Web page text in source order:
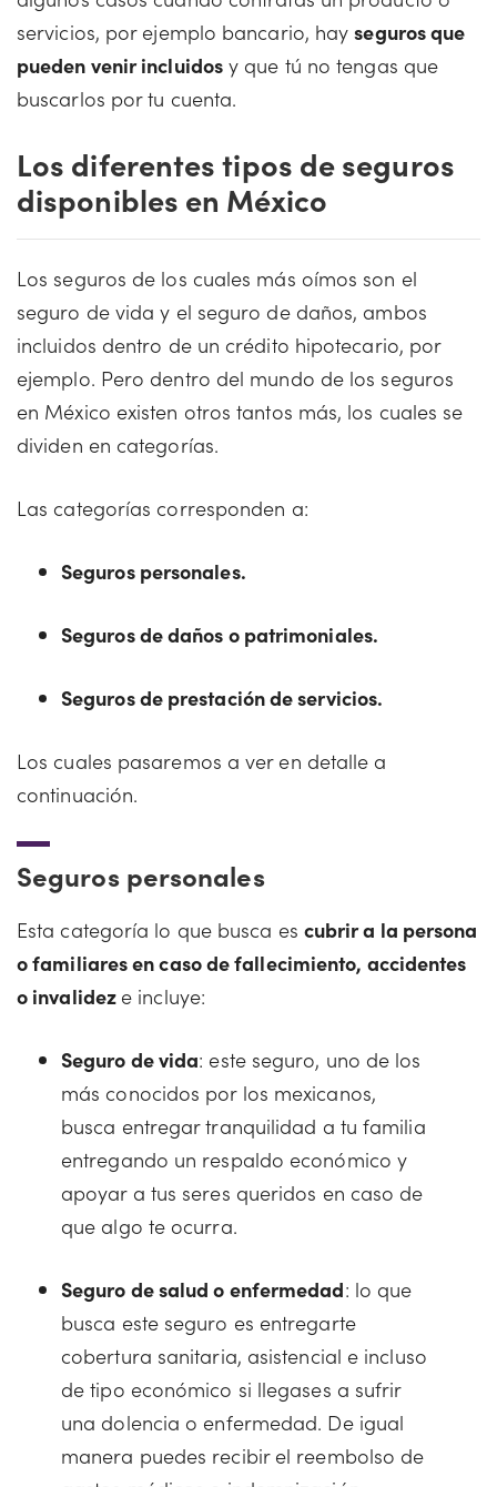
servicios, por ejemplo bancario, hayseguros que
pueden venir incluidosy que tú no tengas que
buscarlos por tu cuenta.
Los diferentes tipos de seguros
disponibles en México
Los seguros de los cuales más oímos son el
seguro de vida y el seguro de daños, ambos
incluidos dentro de un crédito hipotecario, por
ejemplo. Pero dentro del mundo de los seguros
en México existen otros tantos más, los cuales se
dividen en categorías.
Las categorías corresponden a:
Seguros personales.
Seguros de daños o patrimoniales.
Seguros de prestación de servicios.
Los cuales pasaremos a ver en detalle a
continuación.
Seguros personales
Esta categoría lo que busca es cubrir a la persona
o familiares en caso de fallecimiento, accidentes
o invalidez e incluye:
Seguro de vida: este seguro, uno de los
más conocidos por los mexicanos,
busca entregar tranquilidad a tu familia
entregando un respaldo económico y
apoyar a tus seres queridos en caso de
que algo te ocurra.
Seguro de salud o enfermedad: lo que
busca este seguro es entregarte
cobertura sanitaria, asistencial e incluso
de tipo económico si llegases a sufrir
una dolencia o enfermedad. De igual
manera puedes recibir el reembolso de